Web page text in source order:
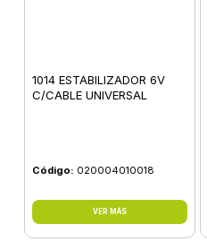
1014 ESTABILIZADOR 6V
C/CABLE UNIVERSAL
Código: 020004010018
VER MÁS